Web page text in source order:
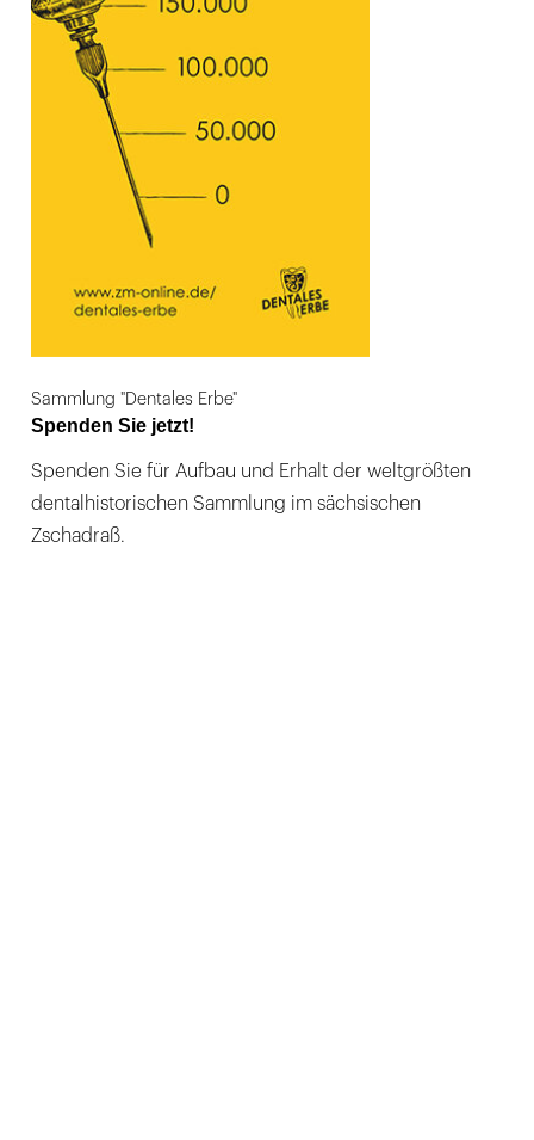
Sammlung "Dentales Erbe"
Spenden Sie jetzt!
Spenden Sie für Aufbau und Erhalt der weltgrößten
dentalhistorischen Sammlung im sächsischen
Zschadraß.